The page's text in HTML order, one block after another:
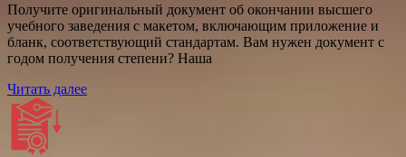
Получите оригинальный документ об окончании высшего
учебного заведения с макетом, включающим приложение и
бланк, соответствующий стандартам. Вам нужен документ с
годом получения степени? Наша
Читать далее